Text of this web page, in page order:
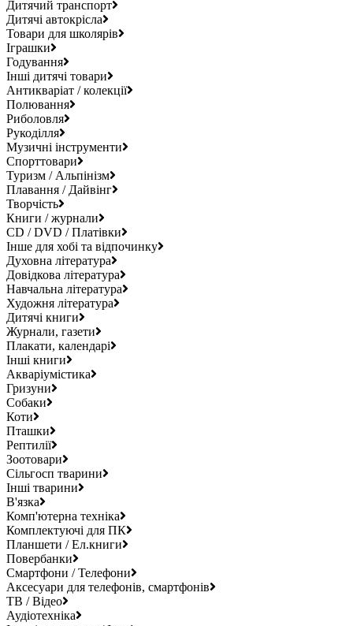
Дитячий транспорт
Дитячі автокрісла
Товари для школярів
Іграшки
Годування
Інші дитячі товари
Антикваріат / колекції
Полювання
Риболовля
Рукоділля
Музичні інструменти
Спорттовари
Туризм / Альпінізм
Плавання / Дайвінг
Творчість
Книги / журнали
CD / DVD / Платівки
Інше для хобі та відпочинку
Духовна література
Довідкова література
Навчальна література
Художня література
Дитячі книги
Журнали, газети
Плакати, календарі
Інші книги
Акваріумістика
Гризуни
Собаки
Коти
Пташки
Рептилії
Зоотовари
Сільгосп тварини
Інші тварини
В'язка
Комп'ютерна техніка
Комплектуючі для ПК
Планшети / Ел.книги
Повербанки
Смартфони / Телефони
Аксесуари для телефонів, смартфонів
ТВ / Відео
Аудіотехніка